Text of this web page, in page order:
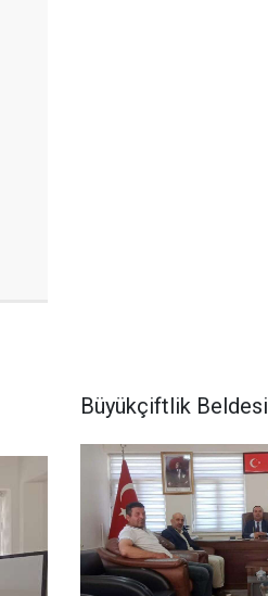
Büyükçiftlik Beldesi